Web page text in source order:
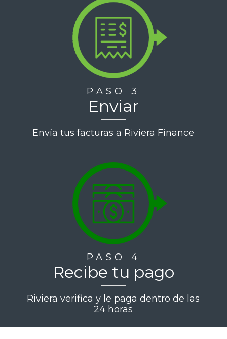
PASO 3
Enviar
Envía tus facturas a Riviera Finance
PASO 4
Recibe tu pago
Riviera verifica y le paga dentro de las
24 horas